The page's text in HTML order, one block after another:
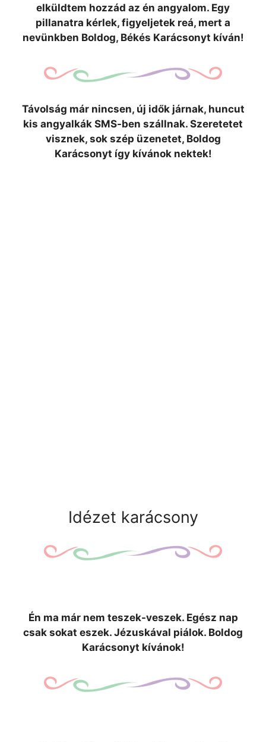
elküldtem hozzád az én angyalom. Egy
pillanatra kérlek, figyeljetek reá, mert a
nevünkben Boldog, Békés Karácsonyt kíván!
Távolság már nincsen, új idők járnak, huncut
kis angyalkák SMS-ben szállnak. Szeretetet
visznek, sok szép üzenetet, Boldog
Karácsonyt így kívánok nektek!
Idézet karácsony
Én ma már nem teszek-veszek. Egész nap
csak sokat eszek. Jézuskával piálok. Boldog
Karácsonyt kívánok!